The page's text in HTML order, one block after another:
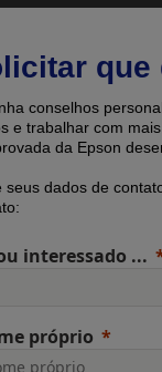
que
conselhos
e trabalhar com
​​da Epson
seus dados de
interessado ...
próprio